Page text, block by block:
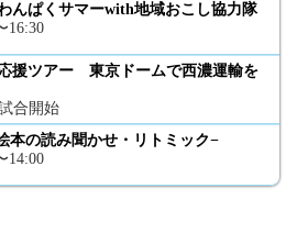
ぱくサマーwith地域おこし協力隊
16:30
援ツアー 東京ドームで西濃運輸を
合開始
本の読み聞かせ・リトミック−
14:00